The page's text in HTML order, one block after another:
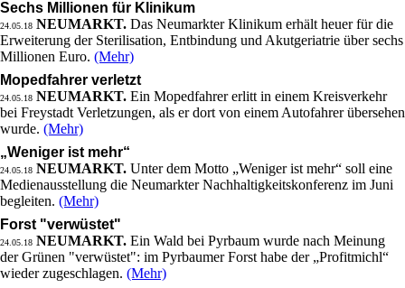
Sechs Millionen für Klinikum
24.05.18 NEUMARKT. Das Neumarkter Klinikum erhält heuer für die
Erweiterung der Sterilisation, Entbindung und Akutgeriatrie über sechs
Millionen Euro. (Mehr)
Mopedfahrer verletzt
24.05.18 NEUMARKT. Ein Mopedfahrer erlitt in einem Kreisverkehr
bei Freystadt Verletzungen, als er dort von einem Autofahrer übersehen
wurde. (Mehr)
„Weniger ist mehr“
24.05.18 NEUMARKT. Unter dem Motto „Weniger ist mehr“ soll eine
Medienausstellung die Neumarkter Nachhaltigkeitskonferenz im Juni
begleiten. (Mehr)
Forst "verwüstet"
24.05.18 NEUMARKT. Ein Wald bei Pyrbaum wurde nach Meinung
der Grünen "verwüstet": im Pyrbaumer Forst habe der „Profitmichl“
wieder zugeschlagen. (Mehr)